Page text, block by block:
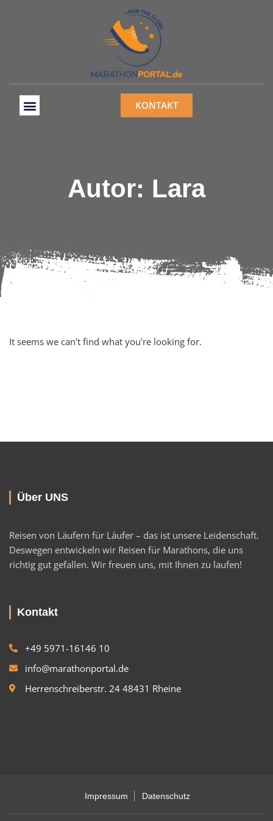
KONTAKT
Autor: Lara
It seems we can't find what you're looking for.
Über UNS
Reisen von Läufern für Läufer – das ist unsere Leidenschaft.
Deswegen entwickeln wir Reisen für Marathons, die uns
richtig gut gefallen. Wir freuen uns, mit Ihnen zu laufen!
Kontakt
+49 5971-16146 10
info@marathonportal.de
Herrenschreiberstr. 24 48431 Rheine
Impressum Datenschutz